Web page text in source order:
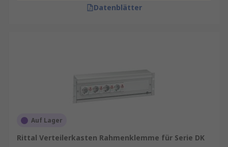
Datenblätter
Auf Lager
Rittal Verteilerkasten Rahmenklemme für Serie DK